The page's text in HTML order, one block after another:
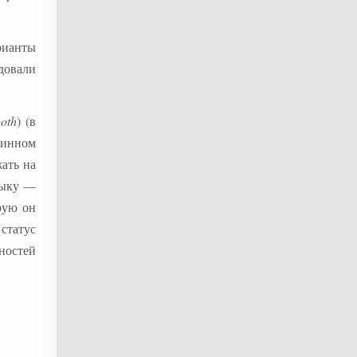
) (в
на
—
он